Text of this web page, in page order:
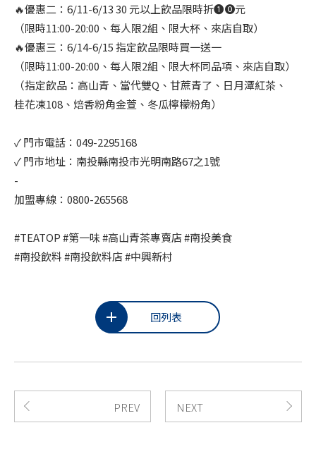
🔥優惠二：6/11-6/13 30 元以上飲品限時折❶⓿元
（限時11:00-20:00、每人限2組、限大杯、來店自取）
🔥優惠三：6/14-6/15 指定飲品限時買一送一
（限時11:00-20:00、每人限2組、限大杯同品項、來店自取）
（指定飲品：高山青、當代雙Q、甘蔗青了、日月潭紅茶、
桂花凍108、焙香粉角金萱、冬瓜檸檬粉角）
✓ 門市電話：049-2295168
✓ 門市地址：南投縣南投市光明南路67之1號
-
加盟專線：0800-265568
#TEATOP #第一味 #高山青茶專賣店 #南投美食
#南投飲料 #南投飲料店 #中興新村
回列表
PREV NEXT